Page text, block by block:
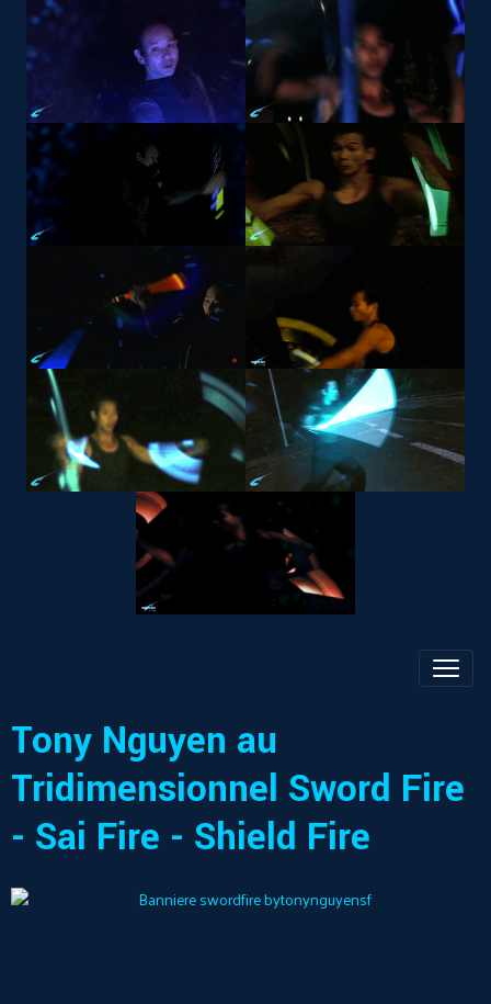
Tony Nguyen au
Tridimensionnel Sword Fire
- Sai Fire - Shield Fire